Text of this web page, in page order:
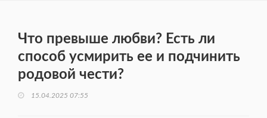
Что превыше любви? Есть ли
способ усмирить ее и подчинить
родовой чести?
15.04.2025 07:55